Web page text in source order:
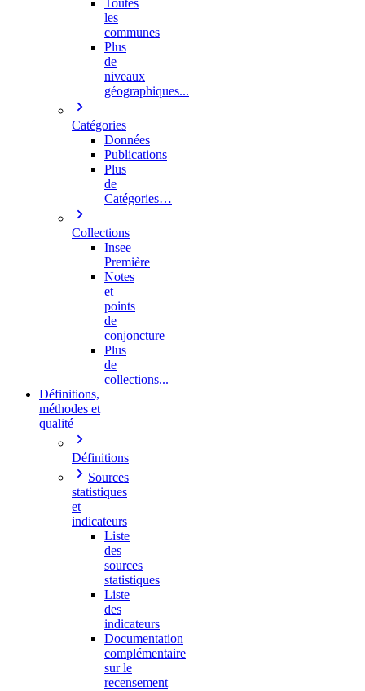
Toutes
les
communes
Plus
de
niveaux
géographiques...
Catégories
Données
Publications
Plus
de
Catégories…
Collections
Insee
Première
Notes
et
points
de
conjoncture
Plus
de
collections...
Définitions,
méthodes et
qualité
Définitions
Sources
statistiques
et
indicateurs
Liste
des
sources
statistiques
Liste
des
indicateurs
Documentation
complémentaire
sur le
recensement